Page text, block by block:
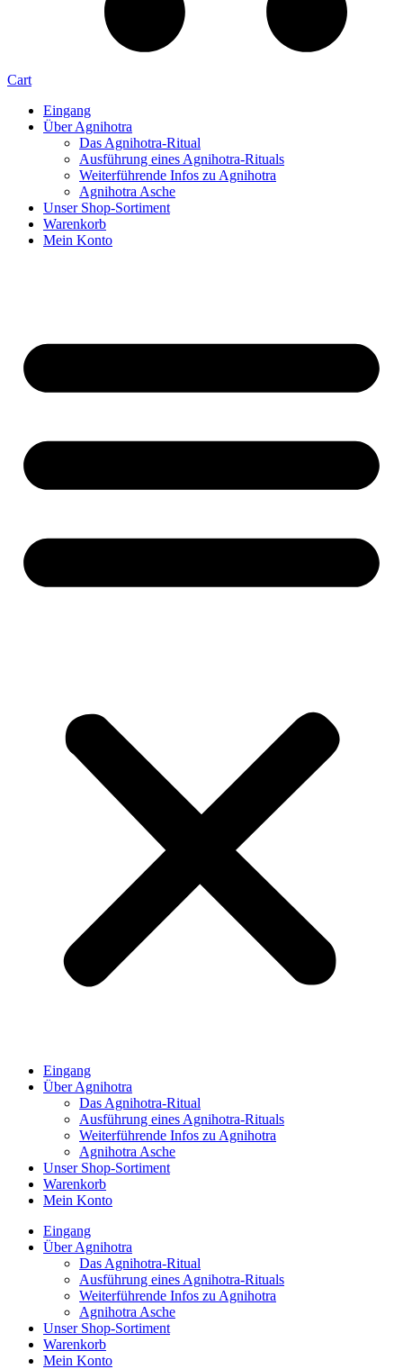
Cart
Eingang
Über Agnihotra
Das Agnihotra-Ritual
Ausführung eines Agnihotra-Rituals
Weiterführende Infos zu Agnihotra
Agnihotra Asche
Unser Shop-Sortiment
Warenkorb
Mein Konto
Eingang
Über Agnihotra
Das Agnihotra-Ritual
Ausführung eines Agnihotra-Rituals
Weiterführende Infos zu Agnihotra
Agnihotra Asche
Unser Shop-Sortiment
Warenkorb
Mein Konto
Eingang
Über Agnihotra
Das Agnihotra-Ritual
Ausführung eines Agnihotra-Rituals
Weiterführende Infos zu Agnihotra
Agnihotra Asche
Unser Shop-Sortiment
Warenkorb
Mein Konto